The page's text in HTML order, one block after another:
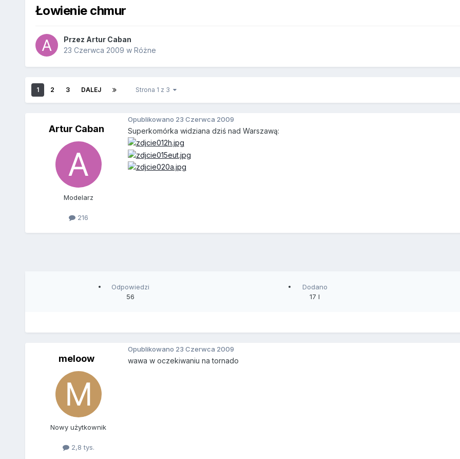
Łowienie chmur
Przez Artur Caban
23 Czerwca 2009 w Różne
1 2 3 DALEJ Strona 1 z 3
Artur Caban
Modelarz
216
Opublikowano 23 Czerwca 2009
Superkomórka widziana dziś nad Warszawą:
Odpowiedzi
56
Dodano
17 l
meloow
Nowy użytkownik
2,8 tys.
Opublikowano 23 Czerwca 2009
wawa w oczekiwaniu na tornado